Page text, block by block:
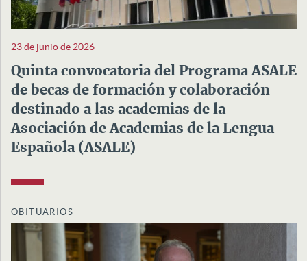
23 de junio de 2026
Quinta convocatoria del Programa ASALE
de becas de formación y colaboración
destinado a las academias de la
Asociación de Academias de la Lengua
Española (ASALE)
OBITUARIOS